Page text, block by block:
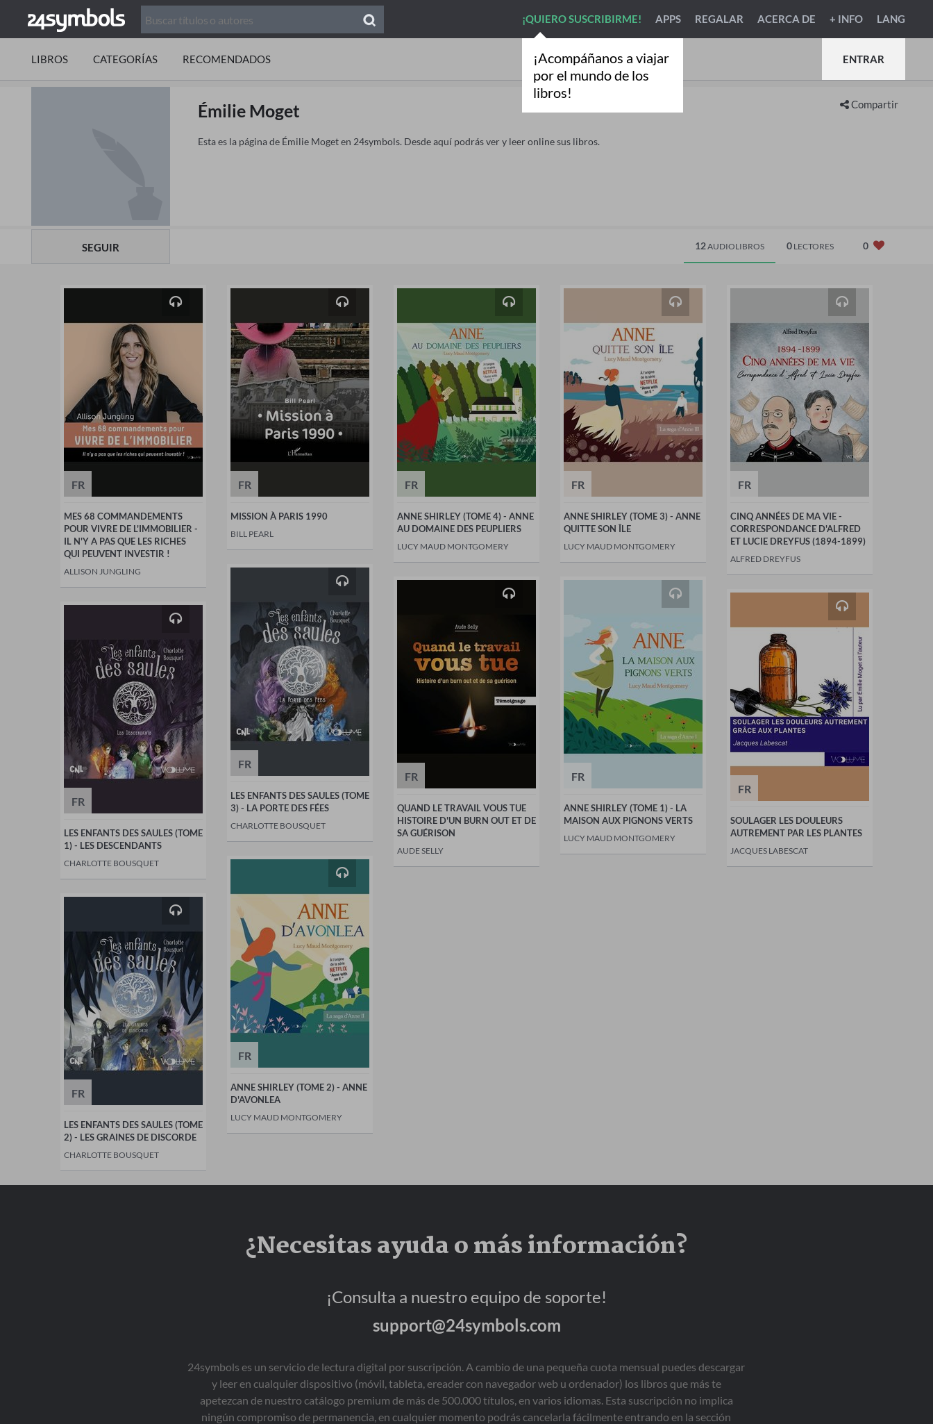
¡Acompáñanos a viajar
por el mundo de los
libros!
¡QUIERO SUSCRIBIRME! APPS REGALAR ACERCA DE + INFO LANG
LIBROS CATEGORÍAS RECOMENDADOS ENTRAR
SEGUIR
Compartir
Émilie Moget
Esta es la página de Émilie Moget en 24symbols. Desde aquí podrás ver y leer online sus libros.
12AUDIOLIBROS 0 LECTORES 0
FR
MES 68 COMMANDEMENTS
POUR VIVRE DE L'IMMOBILIER -
IL N'Y A PAS QUE LES RICHES
QUI PEUVENT INVESTIR !
ALLISON JUNGLING
FR
MISSION À PARIS 1990
BILL PEARL
FR
ANNE SHIRLEY (TOME 4) - ANNE
AU DOMAINE DES PEUPLIERS
LUCY MAUD MONTGOMERY
FR
ANNE SHIRLEY (TOME 3) - ANNE
QUITTE SON ÎLE
LUCY MAUD MONTGOMERY
FR
CINQ ANNÉES DE MA VIE -
CORRESPONDANCE D'ALFRED
ET LUCIE DREYFUS (1894-1899)
ALFRED DREYFUS
FR
LES ENFANTS DES SAULES (TOME
1) - LES DESCENDANTS
CHARLOTTE BOUSQUET
FR
LES ENFANTS DES SAULES (TOME
3) - LA PORTE DES FÉES
CHARLOTTE BOUSQUET
FR
QUAND LE TRAVAIL VOUS TUE
HISTOIRE D'UN BURN OUT ET DE
SA GUÉRISON
AUDE SELLY
FR
ANNE SHIRLEY (TOME 1) - LA
MAISON AUX PIGNONS VERTS
LUCY MAUD MONTGOMERY
FR
SOULAGER LES DOULEURS
AUTREMENT PAR LES PLANTES
JACQUES LABESCAT
FR
LES ENFANTS DES SAULES (TOME
2) - LES GRAINES DE DISCORDE
CHARLOTTE BOUSQUET
FR
ANNE SHIRLEY (TOME 2) - ANNE
D'AVONLEA
LUCY MAUD MONTGOMERY
¿Necesitas ayuda o más información?
¡Consulta a nuestro equipo de soporte!
support@24symbols.com
24symbols es un servicio de lectura digital por suscripción. A cambio de una pequeña cuota mensual puedes descargar
y leer en cualquier dispositivo (móvil, tableta, ereader con navegador web u ordenador) los libros que más te
apetezcan de nuestro catálogo premium de más de 500.000 títulos, en varios idiomas. Esta suscripción no implica
ningún compromiso de permanencia, en cualquier momento podrás cancelarla fácilmente entrando en la sección